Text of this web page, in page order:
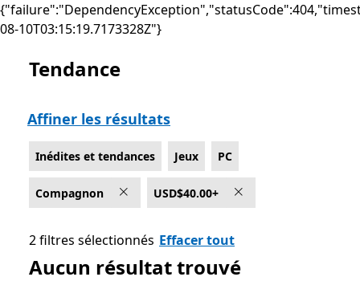
08-10T03:15:19.7173328Z"}
Liste Microsoft.com
Tendance
Affiner les résultats
Inédites et tendances Jeux PC
Compagnon USD$40.00+
2 filtres sélectionnés Effacer tout
Aucun résultat trouvé